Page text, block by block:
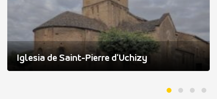
Iglesia de Saint-Pierre d'Uchizy